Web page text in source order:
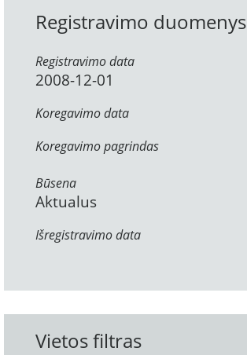
Registravimo duomenys
Registravimo data
2008-12-01
Koregavimo data
Koregavimo pagrindas
Būsena
Aktualus
Išregistravimo data
Vietos filtras